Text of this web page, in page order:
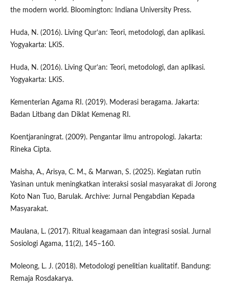
the modern world. Bloomington: Indiana University Press.
Huda, N. (2016). Living Qur’an: Teori, metodologi, dan aplikasi.
Yogyakarta: LKiS.
Huda, N. (2016). Living Qur’an: Teori, metodologi, dan aplikasi.
Yogyakarta: LKiS.
Kementerian Agama RI. (2019). Moderasi beragama. Jakarta:
Badan Litbang dan Diklat Kemenag RI.
Koentjaraningrat. (2009). Pengantar ilmu antropologi. Jakarta:
Rineka Cipta.
Maisha, A., Arisya, C. M., & Marwan, S. (2025). Kegiatan rutin
Yasinan untuk meningkatkan interaksi sosial masyarakat di Jorong
Koto Nan Tuo, Barulak. Archive: Jurnal Pengabdian Kepada
Masyarakat.
Maulana, L. (2017). Ritual keagamaan dan integrasi sosial. Jurnal
Sosiologi Agama, 11(2), 145–160.
Moleong, L. J. (2018). Metodologi penelitian kualitatif. Bandung:
Remaja Rosdakarya.